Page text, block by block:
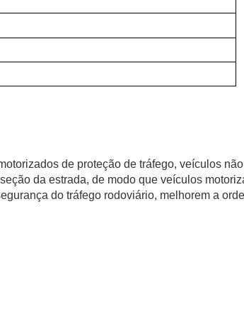
de proteção de tráfego, veículos não
da estrada, de modo que veículos
do tráfego rodoviário, melhorem a